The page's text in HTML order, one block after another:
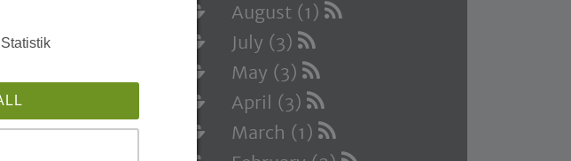
und
Am
August (1)
July (3)
May (3)
April (3)
March (1)
Statistik